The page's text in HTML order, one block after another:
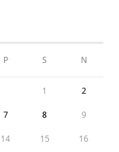
P S N
1 2
7 8 9
14 15 16